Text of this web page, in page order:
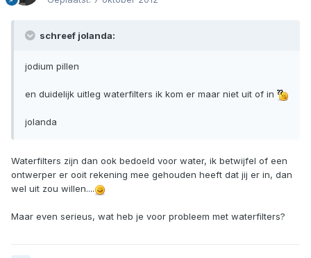
schreef jolanda:
jodium pillen
en duidelijk uitleg waterfilters ik kom er maar niet uit of in
jolanda
Waterfilters zijn dan ook bedoeld voor water, ik betwijfel of een
ontwerper er ooit rekening mee gehouden heeft dat jij er in, dan
wel uit zou willen....
Maar even serieus, wat heb je voor probleem met waterfilters?